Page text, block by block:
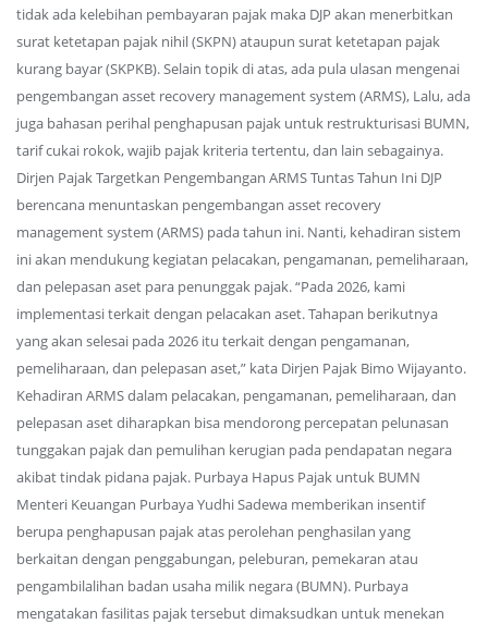
tidak ada kelebihan pembayaran pajak maka DJP akan menerbitkan
surat ketetapan pajak nihil (SKPN) ataupun surat ketetapan pajak
kurang bayar (SKPKB). Selain topik di atas, ada pula ulasan mengenai
pengembangan asset recovery management system (ARMS), Lalu, ada
juga bahasan perihal penghapusan pajak untuk restrukturisasi BUMN,
tarif cukai rokok, wajib pajak kriteria tertentu, dan lain sebagainya.
Dirjen Pajak Targetkan Pengembangan ARMS Tuntas Tahun Ini DJP
berencana menuntaskan pengembangan asset recovery
management system (ARMS) pada tahun ini. Nanti, kehadiran sistem
ini akan mendukung kegiatan pelacakan, pengamanan, pemeliharaan,
dan pelepasan aset para penunggak pajak. “Pada 2026, kami
implementasi terkait dengan pelacakan aset. Tahapan berikutnya
yang akan selesai pada 2026 itu terkait dengan pengamanan,
pemeliharaan, dan pelepasan aset,” kata Dirjen Pajak Bimo Wijayanto.
Kehadiran ARMS dalam pelacakan, pengamanan, pemeliharaan, dan
pelepasan aset diharapkan bisa mendorong percepatan pelunasan
tunggakan pajak dan pemulihan kerugian pada pendapatan negara
akibat tindak pidana pajak. Purbaya Hapus Pajak untuk BUMN
Menteri Keuangan Purbaya Yudhi Sadewa memberikan insentif
berupa penghapusan pajak atas perolehan penghasilan yang
berkaitan dengan penggabungan, peleburan, pemekaran atau
pengambilalihan badan usaha milik negara (BUMN). Purbaya
mengatakan fasilitas pajak tersebut dimaksudkan untuk menekan